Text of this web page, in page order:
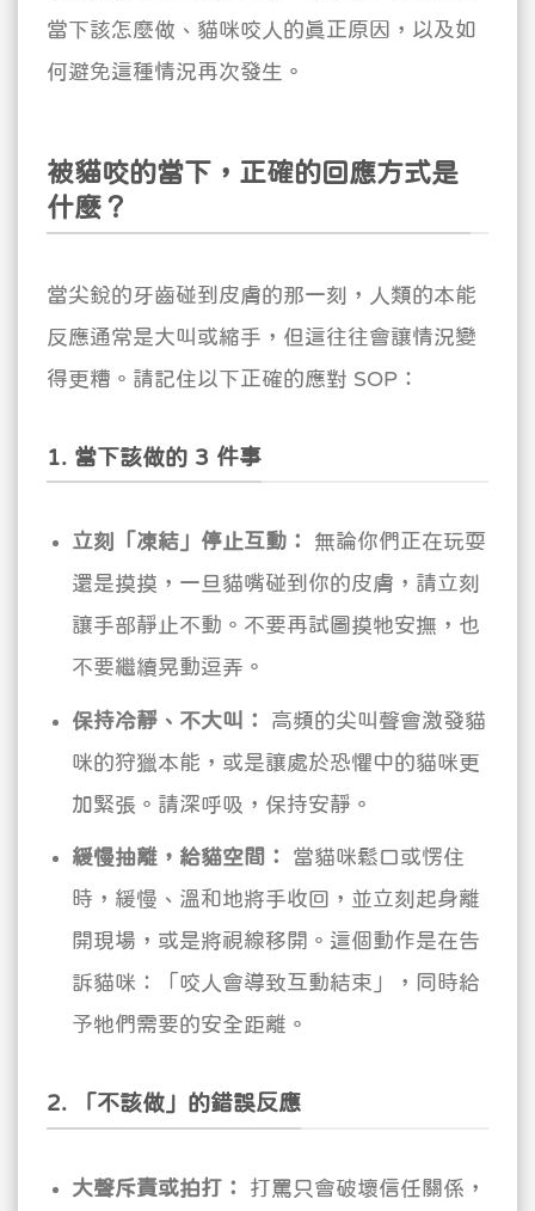
當下該怎麼做、貓咪咬人的真正原因，以及如
何避免這種情況再次發生。
被貓咬的當下，正確的回應方式是
什麼？
當尖銳的牙齒碰到皮膚的那一刻，人類的本能
反應通常是大叫或縮手，但這往往會讓情況變
得更糟。請記住以下正確的應對 SOP：
1. 當下該做的 3 件事
立刻「凍結」停止互動：
無論你們正在玩耍
還是摸摸，一旦貓嘴碰到你的皮膚，請立刻
讓手部靜止不動。不要再試圖摸牠安撫，也
不要繼續晃動逗弄。
保持冷靜、不大叫：
高頻的尖叫聲會激發貓
咪的狩獵本能，或是讓處於恐懼中的貓咪更
加緊張。請深呼吸，保持安靜。
緩慢抽離，給貓空間：
當貓咪鬆口或愣住
時，緩慢、溫和地將手收回，並立刻起身離
開現場，或是將視線移開。這個動作是在告
訴貓咪：「咬人會導致互動結束」，同時給
予牠們需要的安全距離。
2. 「不該做」的錯誤反應
大聲斥責或拍打：
打罵只會破壞信任關係，